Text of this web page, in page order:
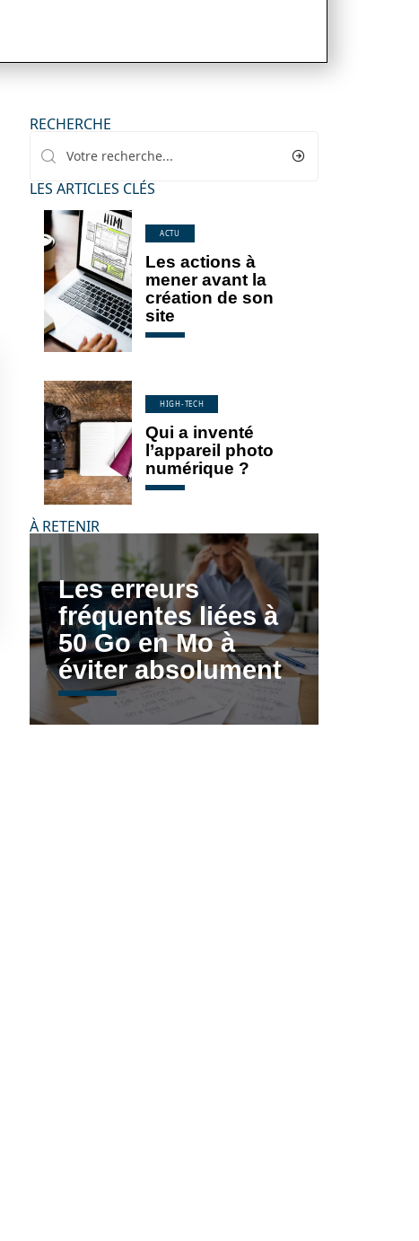
RECHERCHE
LES ARTICLES CLÉS
ACTU
Les actions à
mener avant la
création de son
site
HIGH-TECH
Qui a inventé
l’appareil photo
numérique ?
À RETENIR
Les erreurs
fréquentes liées à
50 Go en Mo à
éviter absolument